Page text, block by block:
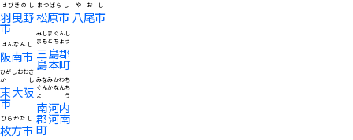
羽曳野
市
はびきのし
阪南市
はんなんし
東大阪
市
ひがしおおさ
かし
枚方市
ひらかたし
松原市
まつばらし
三島郡
島本町
みしまぐんし
まもとちょう
南河内
郡河南
町
みなみかわち
ぐんかなんち
ょう
八尾市
やおし